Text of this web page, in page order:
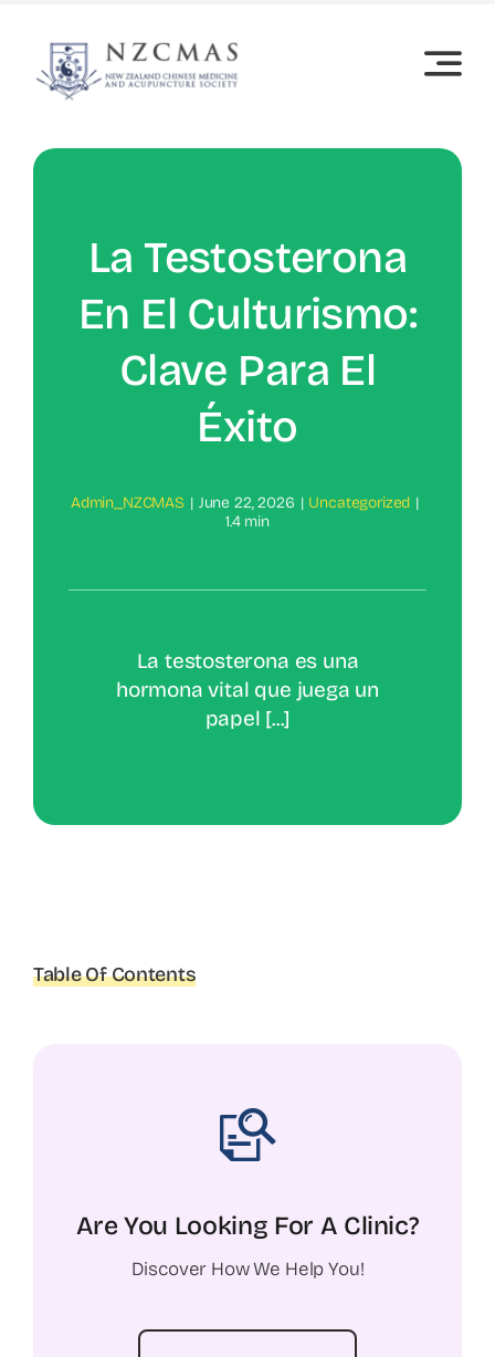
content
La Testosterona
En El Culturismo:
Clave Para El
Éxito
Admin_NZCMAS | June 22, 2026 | Uncategorized |
1.4 min
La testosterona es una
hormona vital que juega un
papel [...]
Table Of Contents
Are You Looking For A Clinic?
Discover How We Help You!